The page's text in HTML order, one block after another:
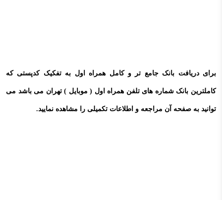
برای دریافت بانک جامع تر و کامل همراه اول به تفکیک کدپستی که
کاملترین بانک شماره های تلفن همراه اول ( موبایل ) تهران می باشد می
توانید به صفحه آن مراجعه و اطلاعات تکمیلی را مشاهده نمایید.